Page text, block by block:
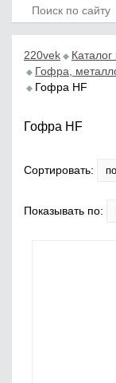
220vek
Гофра,
Гофра HF
Гофра HF
Сортировать:
Показывать по: